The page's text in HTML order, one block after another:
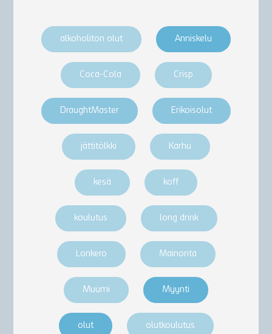
alkoholiton olut Anniskelu
Coca-Cola Crisp
DraughtMaster Erikoisolut
jättitölkki Karhu
kesä koff
koulutus long drink
Lonkero Mainonta
Muumi Myynti
olut olutkoulutus